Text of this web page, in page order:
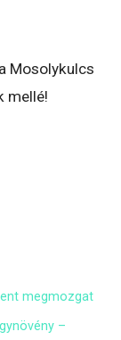
Mosolykulcs
mellé!
megmozgat
–